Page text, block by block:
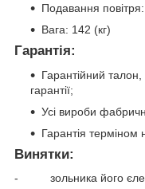
Подавання
Вага: 142 (кг)
Гарантія:
Гарантійний
гарантії;
Усі вироби
Гарантія терміном
Винятки:
- зольника його